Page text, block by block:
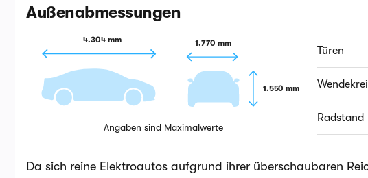
Außenabmessungen
4.304 mm 1.770 mm
1.550 mm
Angaben sind Maximalwerte
Türen
Radstand
Da sich reine Elektroautos aufgrund ihrer überschaubaren